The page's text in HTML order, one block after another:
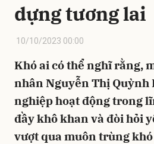
dựng tương lai
10/10/2023 00:00
Khó ai có thể nghĩ rằng,
nhân Nguyễn Thị Quỳnh
nghiệp hoạt động trong
đầy khô khan và đòi hỏi
vượt qua muôn trùng